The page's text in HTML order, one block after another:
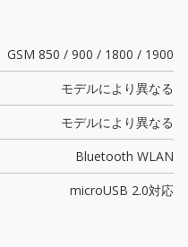
GSM 850 / 900 / 1800 / 1900
モデルにより異なる
モデルにより異なる
Bluetooth WLAN
microUSB 2.0対応